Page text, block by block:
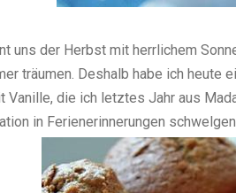
uns der Herbst mit herrlichem
träumen. Deshalb habe ich heute
Vanille, die ich letztes Jahr aus
in Ferienerinnerungen schwelgen..